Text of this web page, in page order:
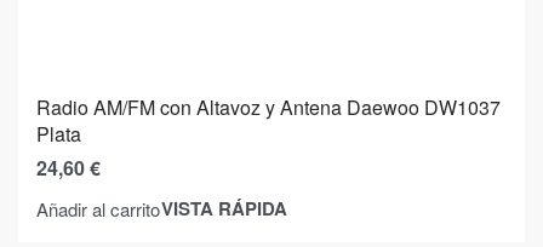
Radio AM/FM con Altavoz y Antena Daewoo DW1037
Plata
24,60€
Añadir al carritoVISTA RÁPIDA